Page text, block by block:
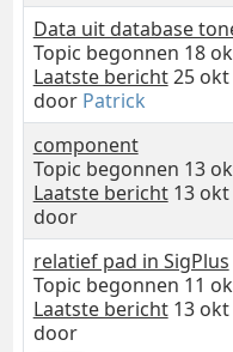
Data uit database
Topic begonnen 18
Laatste bericht25 okt
door Patrick
component
Topic begonnen 13
Laatste bericht13 okt
door
relatief pad in SigPlus
Topic begonnen 11
Laatste bericht13 okt
door